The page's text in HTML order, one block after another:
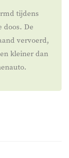
tijdens
doos. De
vervoerd,
kleiner dan